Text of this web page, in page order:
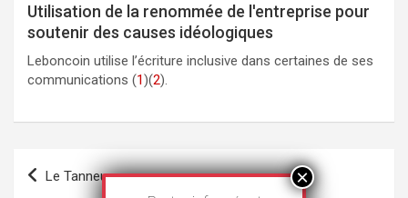
Utilisation de la renommée de l'entreprise pour
soutenir des causes idéologiques
Leboncoin utilise l’écriture inclusive dans certaines de ses
communications (1)(2).
Navigation
de
Le Tanneur